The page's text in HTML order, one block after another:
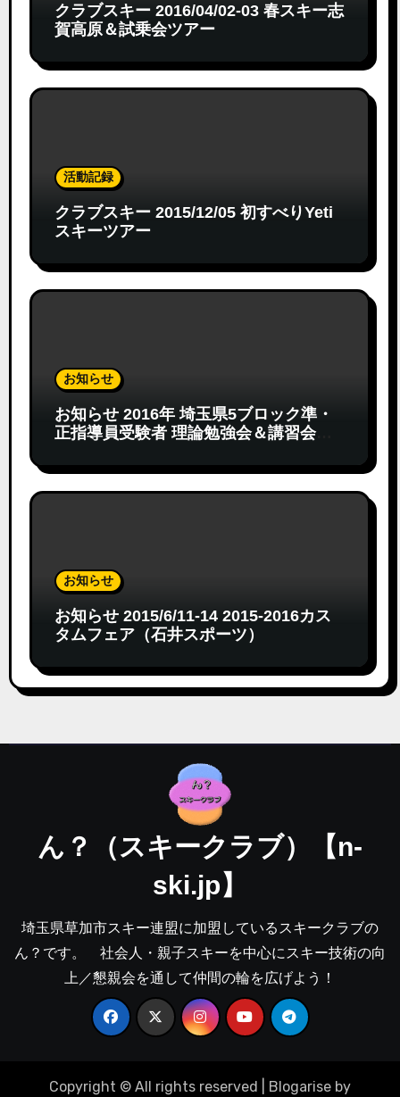
クラブスキー 2016/04/02-03 春スキー志
賀高原＆試乗会ツアー
活動記録
クラブスキー 2015/12/05 初すべりYeti
スキーツアー
お知らせ
お知らせ 2016年 埼玉県5ブロック準・
正指導員受験者 理論勉強会＆講習会
お知らせ
お知らせ 2015/6/11-14 2015-2016カス
タムフェア（石井スポーツ）
ん？（スキークラブ）【n-
ski.jp】
埼玉県草加市スキー連盟に加盟しているスキークラブの
ん？です。 社会人・親子スキーを中心にスキー技術の向
上／懇親会を通して仲間の輪を広げよう！
Copyright © All rights reserved Blogarise by